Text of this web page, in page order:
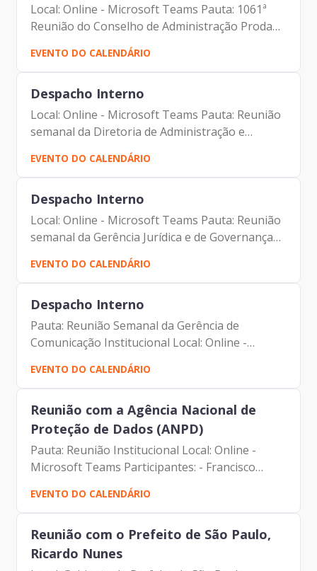
Local: Online - Microsoft Teams Pauta: 1061ª
Reunião do Conselho de Administração Prodam
Participantes: - Francisco Forbes – Presidente
da Prodam e Conselheiro do Conselho de
Administração da...
EVENTO DO CALENDÁRIO
Despacho Interno
Local: Online - Microsoft Teams Pauta: Reunião
semanal da Diretoria de Administração e
Presidente | Prodam-SP - André Tomiatto -
Assessor da...
EVENTO DO CALENDÁRIO
Despacho Interno
Local: Online - Microsoft Teams Pauta: Reunião
semanal da Gerência Jurídica e de Governança
Presidente | Prodam-SP - André Tomiatto -
Assessor da...
EVENTO DO CALENDÁRIO
Despacho Interno
Pauta: Reunião Semanal da Gerência de
Comunicação Institucional Local: Online -
Forbes – Presidente | Prodam-SP - André
Tomiatto - Assessor da...
EVENTO DO CALENDÁRIO
Reunião com a Agência Nacional de
Proteção de Dados (ANPD)
Pauta: Reunião Institucional Local: Online -
Microsoft Teams Participantes: - Francisco
Forbes – Presidente | Prodam-SP - Tatiana
Batista - Assessora da Presidência | Prodam-SP
- Maurício...
EVENTO DO CALENDÁRIO
Reunião com o Prefeito de São Paulo,
Ricardo Nunes